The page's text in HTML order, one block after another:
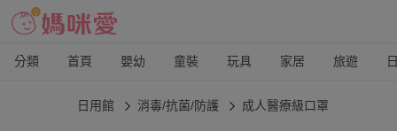
分類 首頁 嬰幼 童裝 玩具 家居 旅遊
日用館 消毒/抗菌/防護 成人醫療級口罩